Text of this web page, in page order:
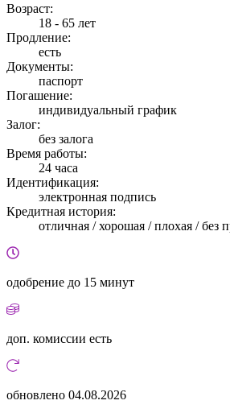
Возраст:
18 - 65 лет
Продление:
есть
Документы:
паспорт
Погашение:
индивидуальный график
Залог:
без залога
Время работы:
24 часа
Идентификация:
электронная подпись
Кредитная история:
отличная / хорошая / плохая / без
одобрение до 15 минут
доп. комиссии есть
обновлено 04.08.2026